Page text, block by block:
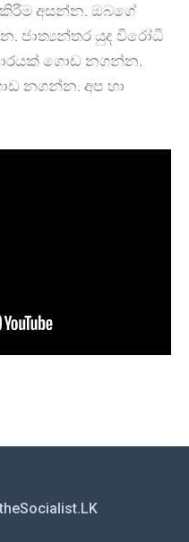
කිරීම අසන්න. ඔබගේ
ජාත්‍යන්තර යුද විරෝධී
ගොඩ නගන්න.
නගන්න. අප හා